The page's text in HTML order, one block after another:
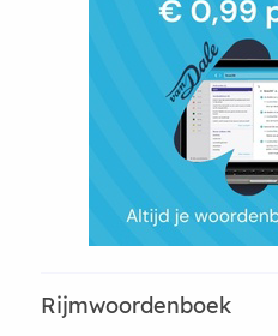
Rijmwoordenboek